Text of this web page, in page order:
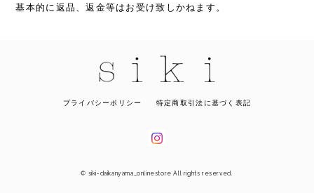
基本的に返品、返金等はお受け致しかねます。
プライバシーポリシー 特定商取引法に基づく表記
© siki-daikanyama_onlinestore All rights reserved.